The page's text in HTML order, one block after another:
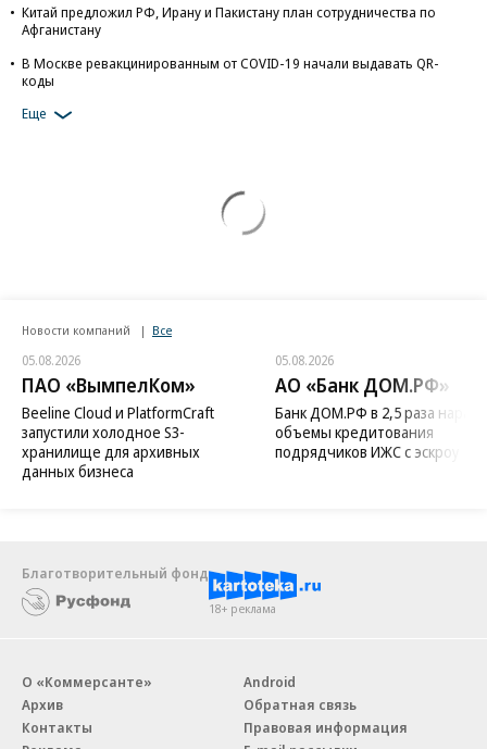
Китай предложил РФ, Ирану и Пакистану план сотрудничества по
Афганистану
В Москве ревакцинированным от COVID-19 начали выдавать QR-
коды
Еще
Новости компаний Все
05.08.2026
ПАО «ВымпелКом»
Beeline Cloud и PlatformCraft
запустили холодное S3-
хранилище для архивных
данных бизнеса
05.08.2026
АО «Банк ДОМ.РФ»
Банк ДОМ.РФ в 2,5 раза
объемы кредитования
подрядчиков ИЖС с эскроу
Благотворительный фонд
18+ реклама
О «Коммерсанте»
Архив
Контакты
Android
Обратная связь
Правовая информация